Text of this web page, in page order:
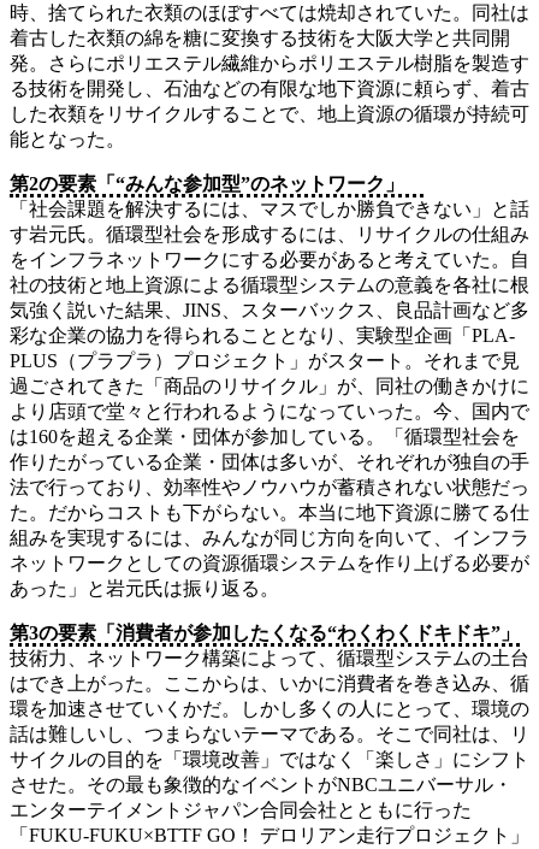
時、捨てられた衣類のほぼすべては焼却されていた。同社は
着古した衣類の綿を糖に変換する技術を大阪大学と共同開
発。さらにポリエステル繊維からポリエステル樹脂を製造す
る技術を開発し、石油などの有限な地下資源に頼らず、着古
した衣類をリサイクルすることで、地上資源の循環が持続可
能となった。
第2の要素「“みんな参加型”のネットワーク」
「社会課題を解決するには、マスでしか勝負できない」と話
す岩元氏。循環型社会を形成するには、リサイクルの仕組み
をインフラネットワークにする必要があると考えていた。自
社の技術と地上資源による循環型システムの意義を各社に根
気強く説いた結果、JINS、スターバックス、良品計画など多
彩な企業の協力を得られることとなり、実験型企画「PLA-
PLUS（プラプラ）プロジェクト」がスタート。それまで見
過ごされてきた「商品のリサイクル」が、同社の働きかけに
より店頭で堂々と行われるようになっていった。今、国内で
は160を超える企業・団体が参加している。「循環型社会を
作りたがっている企業・団体は多いが、それぞれが独自の手
法で行っており、効率性やノウハウが蓄積されない状態だっ
た。だからコストも下がらない。本当に地下資源に勝てる仕
組みを実現するには、みんなが同じ方向を向いて、インフラ
ネットワークとしての資源循環システムを作り上げる必要が
あった」と岩元氏は振り返る。
第3の要素「消費者が参加したくなる“わくわくドキドキ”」
技術力、ネットワーク構築によって、循環型システムの土台
はでき上がった。ここからは、いかに消費者を巻き込み、循
環を加速させていくかだ。しかし多くの人にとって、環境の
話は難しいし、つまらないテーマである。そこで同社は、リ
サイクルの目的を「環境改善」ではなく「楽しさ」にシフト
させた。その最も象徴的なイベントがNBCユニバーサル・
エンターテイメントジャパン合同会社とともに行った
「FUKU-FUKU×BTTF GO！ デロリアン走行プロジェクト」